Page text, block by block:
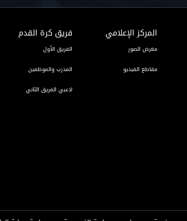
المركز الإعلامي
معرض الصور
مقاطع الفيديو
فريق كرة القدم
الفريق الأول
المدرب والموظفين
لاعبي الفريق الثاني